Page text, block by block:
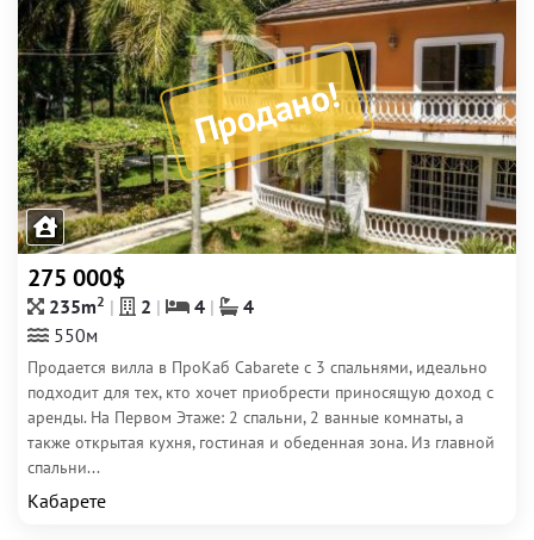
Продано!
275 000$
235m2 2 4
4
550м
Продается вилла в ПроКаб Cabarete с 3 спальнями, идеально
подходит для тех, кто хочет приобрести приносящую доход с
аренды. На Первом Этаже: 2 спальни, 2 ванные комнаты, а
также открытая кухня, гостиная и обеденная зона. Из главной
спальни...
Кабарете